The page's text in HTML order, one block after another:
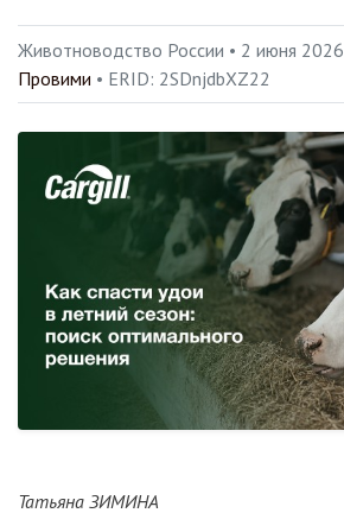
Животноводство России • 2 июня 2026
Провими • ERID: 2SDnjdbXZ22
Татьяна ЗИМИНА